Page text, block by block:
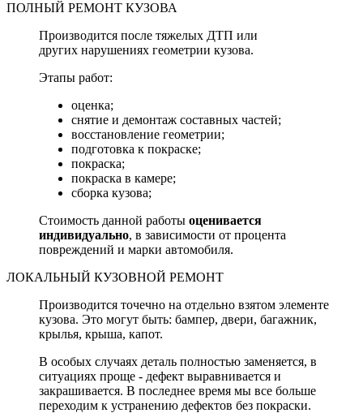
ПОЛНЫЙ РЕМОНТ КУЗОВА
Производится после тяжелых ДТП или
других нарушениях геометрии кузова.
Этапы работ:
оценка;
снятие и демонтаж составных частей;
восстановление геометрии;
подготовка к покраске;
покраска;
покраска в камере;
сборка кузова;
Стоимость данной работы оценивается
индивидуально, в зависимости от процента
повреждений и марки автомобиля.
ЛОКАЛЬНЫЙ КУЗОВНОЙ РЕМОНТ
Производится точечно на отдельно взятом элементе
кузова. Это могут быть: бампер, двери, багажник,
крылья, крыша, капот.
В особых случаях деталь полностью заменяется, в
ситуациях проще - дефект выравнивается и
закрашивается. В последнее время мы все больше
переходим к устранению дефектов без покраски.